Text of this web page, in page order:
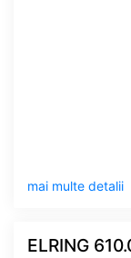
mai multe detalii
ELRING